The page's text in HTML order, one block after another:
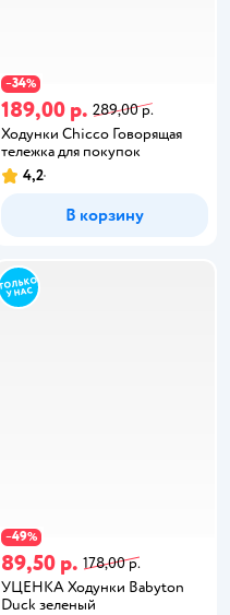
−34%
189,00 р. 289,00 р.
Ходунки Chicco Говорящая
тележка для покупок
4,2
В корзину
−49%
89,50 р. 178,00 р.
УЦЕНКА Ходунки Babyton
Duck зеленый